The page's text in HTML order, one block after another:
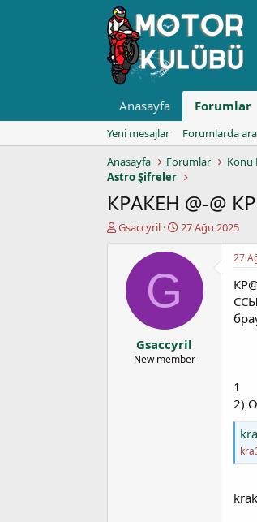
Anasayfa Forumlar
Yeni mesajlar
Forumlarda ara
Anasayfa
Forumlar Konu
Astro Şifreler
КРАКEН @-@
K
Gsaccyril
B
ş
ı
ç
t
27 Ağu 2025
G
Gsaccyril
New member
27
1
2)